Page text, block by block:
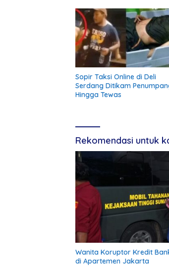
Sopir Taksi Online di Deli
Serdang Ditikam
Hingga Tewas
Rekomendasi untuk
Wanita Koruptor Kredit
di Apartemen Jakarta